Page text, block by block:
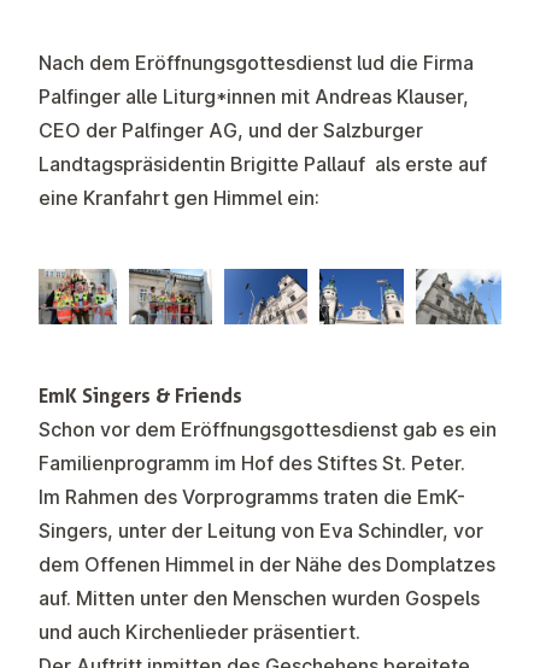
Nach dem Eröffnungsgottesdienst lud die Firma
Palfinger alle Liturg*innen mit Andreas Klauser,
CEO der Palfinger AG, und der Salzburger
Landtagspräsidentin Brigitte Pallauf als erste auf
eine Kranfahrt gen Himmel ein:
EmK Singers & Friends
Schon vor dem Eröffnungsgottesdienst gab es ein
Familienprogramm im Hof des Stiftes St. Peter.
Im Rahmen des Vorprogramms traten die EmK-
Singers, unter der Leitung von Eva Schindler, vor
dem Offenen Himmel in der Nähe des Domplatzes
auf. Mitten unter den Menschen wurden Gospels
und auch Kirchenlieder präsentiert.